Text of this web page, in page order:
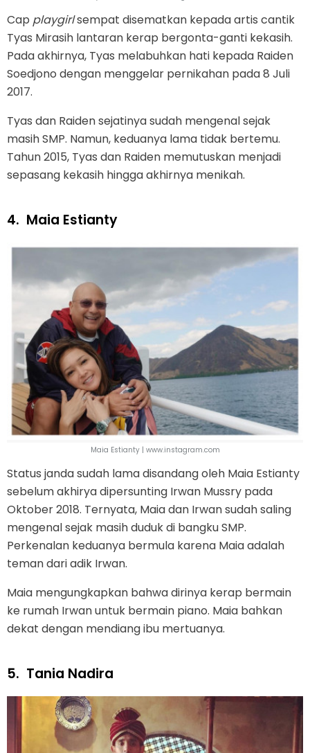
Cap playgirlsempat disematkan kepada artis cantik
Tyas Mirasih lantaran kerap bergonta-ganti kekasih.
Pada akhirnya, Tyas melabuhkan hati kepada Raiden
Soedjono dengan menggelar pernikahan pada 8 Juli
2017.
Tyas dan Raiden sejatinya sudah mengenal sejak
masih SMP. Namun, keduanya lama tidak bertemu.
Tahun 2015, Tyas dan Raiden memutuskan menjadi
sepasang kekasih hingga akhirnya menikah.
4. Maia Estianty
Maia Estianty | www.instagram.com
Status janda sudah lama disandang oleh Maia Estianty
sebelum akhirya dipersunting Irwan Mussry pada
Oktober 2018. Ternyata, Maia dan Irwan sudah saling
mengenal sejak masih duduk di bangku SMP.
Perkenalan keduanya bermula karena Maia adalah
teman dari adik Irwan.
Maia mengungkapkan bahwa dirinya kerap bermain
ke rumah Irwan untuk bermain piano. Maia bahkan
dekat dengan mendiang ibu mertuanya.
5. Tania Nadira